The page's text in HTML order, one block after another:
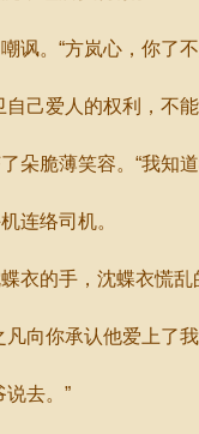
。“方岚心，你了不
爱人的权利，不能
脆薄笑容。“我知道
络司机。
的手，沈蝶衣慌乱
向你承认他爱上了我
去。”